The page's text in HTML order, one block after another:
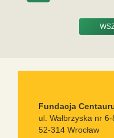
Fundacja
ul. Wałbrzyska nr 6-
52-314 Wrocław